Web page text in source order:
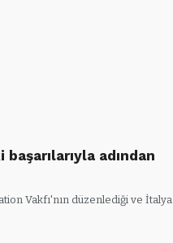
adından
Vakfı'nın düzenlediği ve İtalya